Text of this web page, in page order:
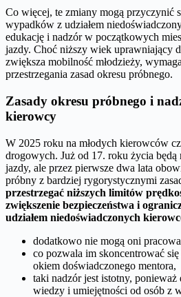
Co więcej, te zmiany mogą przyczynić
wypadków z udziałem
edukację i nadzór w początkowych
jazdy. Choć niższy wiek uprawniający
zwiększa mobilność młodzieży,
przestrzegania zasad okresu próbnego.
Zasady okresu próbnego i
kierowcy
W 2025 roku na młodych kierowców
drogowych. Już od 17. roku życia
jazdy, ale przez pierwsze dwa lata
próbny z bardziej rygorystycznymi
przestrzegać niższych limitów
zwiększenie bezpieczeństwa i
udziałem niedoświadczonych
dodatkowo nie mogą oni
co pozwala im skoncentrować
okiem doświadczonego mentora,
taki nadzór jest istotny,
wiedzy i umiejętności od osób z